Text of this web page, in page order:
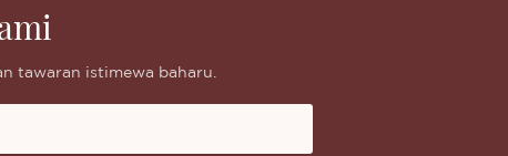
tawaran istimewa baharu.